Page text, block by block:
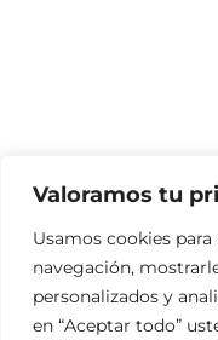
Valoramos tu
Usamos cookies
navegación,
personalizados y
en “Aceptar todo”